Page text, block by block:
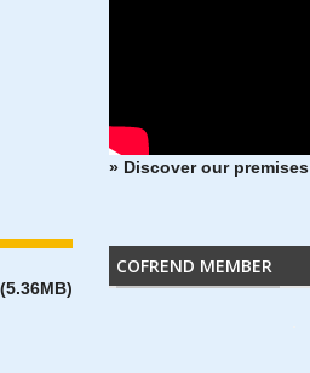
» Discover our premises
COFREND MEMBER